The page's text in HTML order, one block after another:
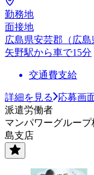
勤務地
面接地
広島県安芸郡（広島
矢野駅から車で15分
交通費支給
詳細を見る
応募画
派遣労働者
マンパワーグルー
島支店